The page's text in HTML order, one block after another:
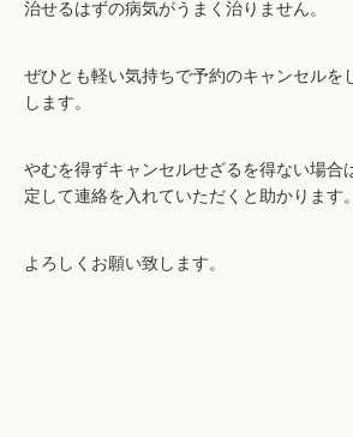
治せるはずの病気がうまく治りません。
ぜひとも軽い気持ちで予約のキャンセルを
します。
やむを得ずキャンセルせざるを得ない場合
定して連絡を入れていただくと助かります。
よろしくお願い致します。